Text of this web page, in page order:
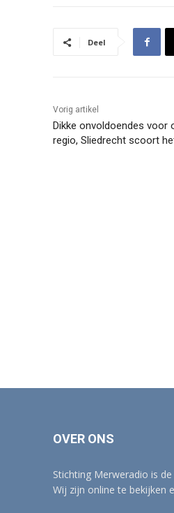
Deel
Vorig artikel
Dikke onvoldoendes voor
regio, Sliedrecht scoort
OVER ONS
Stichting Merweradio is
Wij zijn online te bekijken